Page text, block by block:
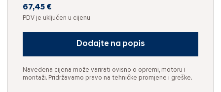
67,45 €
PDV je uključen u cijenu
Dodajte na popis
Navedena cijena može varirati ovisno o opremi, motoru i
montaži. Pridržavamo pravo na tehničke promjene i greške.